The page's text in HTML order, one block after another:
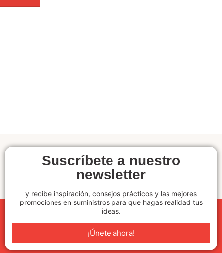
Suscríbete a nuestro
newsletter
y recibe inspiración, consejos prácticos y las mejores
promociones en suministros para que hagas realidad tus
ideas.
¡Únete ahora!